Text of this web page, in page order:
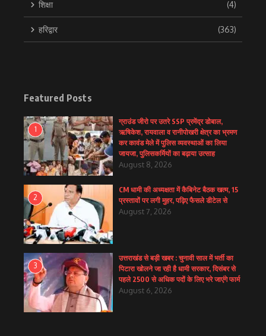
शिक्षा (4)
हरिद्वार (363)
Featured Posts
1
ग्राउंड जीरो पर उतरे SSP प्रमेंद्र डोबाल,
ऋषिकेश, रायवाला व रानीपोखरी क्षेत्र का भ्रमण
कर कावंड मेले में पुलिस व्यवस्थाओं का लिया
जायजा, पुलिसकर्मियों का बढ़ाया उत्साह
August 8, 2026
2
CM धामी की अध्यक्षता में कैबिनेट बैठक खत्म, 15
प्रस्तावों पर लगी मुहर, पढ़िए फैसले डीटेल से
August 7, 2026
3
उत्तराखंड से बड़ी खबर : चुनावी साल में भर्ती का
पिटारा खोलने जा रही है धामी सरकार, दिसंबर से
पहले 2500 से अधिक पदों के लिए भरे जाएंगे फार्म
August 6, 2026